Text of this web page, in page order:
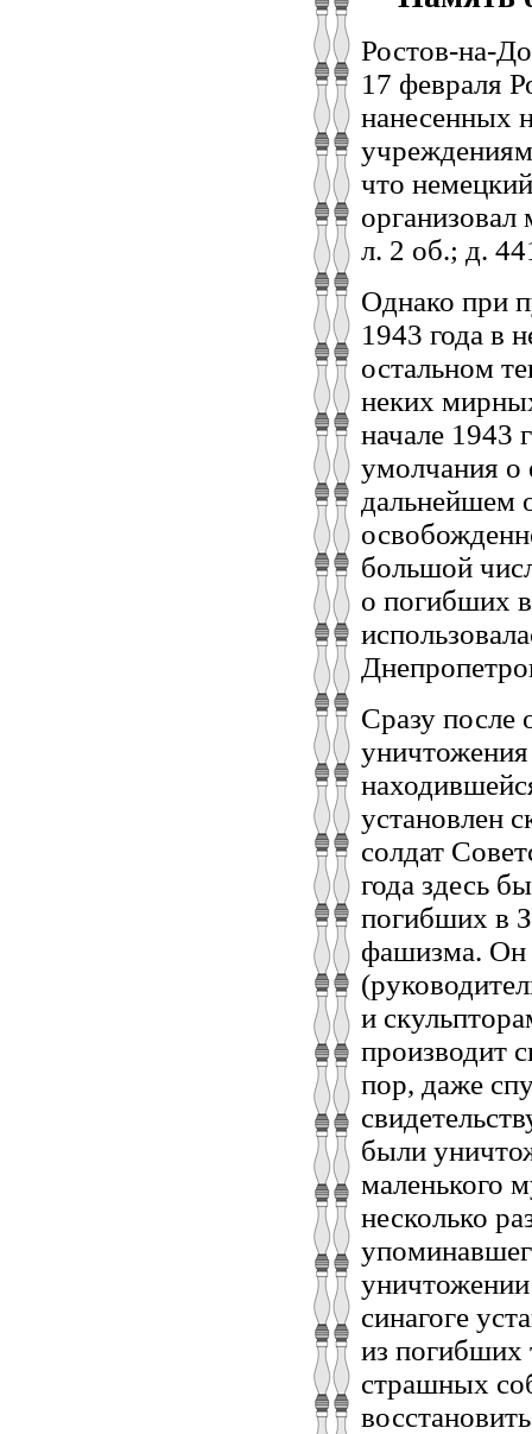
Ростов-на-
17 февраля
нанесенных
что
л. 2 об.; д.
Однако при
1943 года в
остальном
неких
начале 1943
умолчания о
дальнейшем
большой
о погибших
Сразу после
установлен
солдат
года здесь
погибших в
фашизма. Он
и
производит
пор, даже
были
маленького
несколько
синагоге
из погибших
страшных